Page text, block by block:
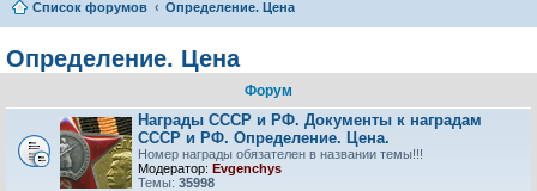
Список форумов Определение. Цена
Определение. Цена
Форум
Награды СССР и РФ. Документы к наградам
СССР и РФ. Определение. Цена.
Номер награды обязателен в названии темы!!!
Модератор: Evgenchys
Темы: 35998